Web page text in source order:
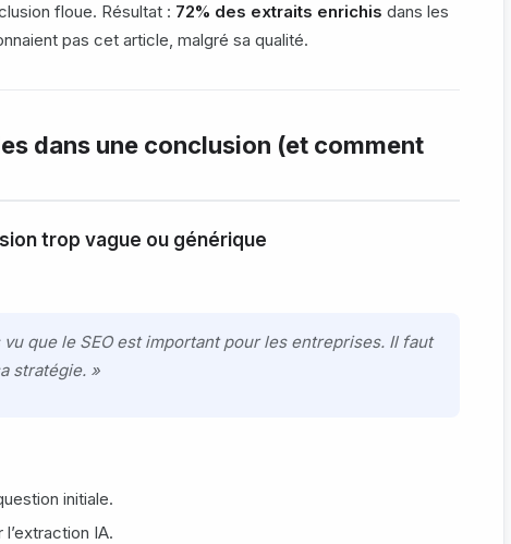
floue. Résultat : 72% des extraits enrichis dans les
pas cet article, malgré sa qualité.
dans une conclusion (et comment
trop vague ou générique
que le SEO est important pour les entreprises. Il faut
stratégie. »
initiale.
l’extraction IA.